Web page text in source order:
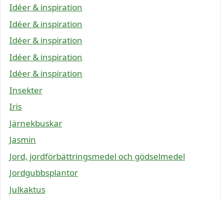
Idéer & inspiration
Idéer & inspiration
Idéer & inspiration
Idéer & inspiration
Idéer & inspiration
Insekter
Iris
Järnekbuskar
Jasmin
Jord, jordförbättringsmedel och gödselmedel
Jordgubbsplantor
Julkaktus